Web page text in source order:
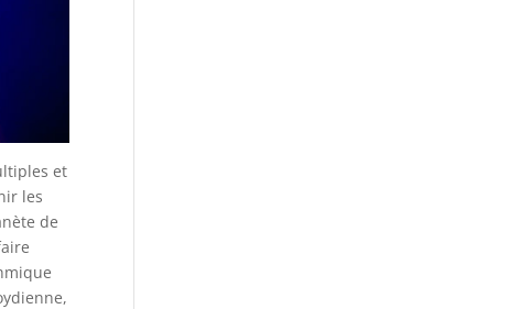
et
les
de